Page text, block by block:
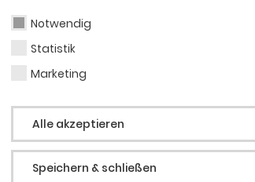
Notwendig
Statistik
Marketing
Alle akzeptieren
Speichern & schließen